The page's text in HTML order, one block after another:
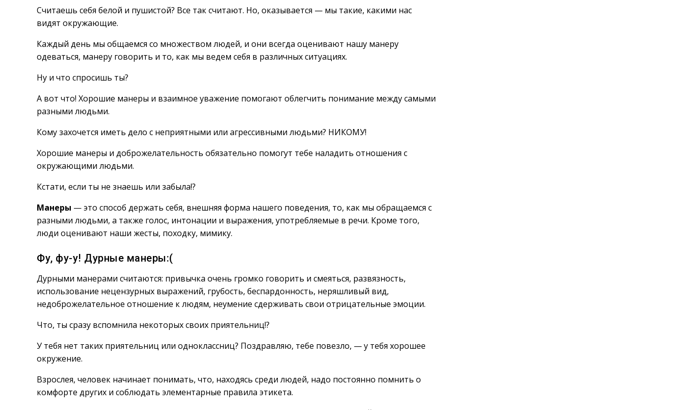
Считаешь себя белой и пушистой? Все так считают. Но, оказывается — мы такие, какими нас
видят окружающие.
Каждый день мы общаемся со множеством людей, и они всегда оценивают нашу манеру
одеваться, манеру говорить и то, как мы ведем себя в различных ситуациях.
Ну и что спросишь ты?
А вот что! Хорошие манеры и взаимное уважение помогают облегчить понимание между самыми
разными людьми.
Кому захочется иметь дело с неприятными или агрессивными людьми? НИКОМУ!
Хорошие манеры и доброжелательность обязательно помогут тебе наладить отношения с
окружающими людьми.
Кстати, если ты не знаешь или забыла!?
Манеры — это способ держать себя, внешняя форма нашего поведения, то, как мы обращаемся с
разными людьми, а также голос, интонации и выражения, употребляемые в речи. Кроме того,
люди оценивают наши жесты, походку, мимику.
Фу, фу-у! Дурные манеры:(
Дурными манерами считаются: привычка очень громко говорить и смеяться, развязность,
использование нецензурных выражений, грубость, беспардонность, неряшливый вид,
недоброжелательное отношение к людям, неумение сдерживать свои отрицательные эмоции.
Что, ты сразу вспомнила некоторых своих приятельниц!?
У тебя нет таких приятельниц или одноклассниц? Поздравляю, тебе повезло, — у тебя хорошее
окружение.
Взрослея, человек начинает понимать, что, находясь среди людей, надо постоянно помнить о
комфорте других и соблюдать элементарные правила этикета.